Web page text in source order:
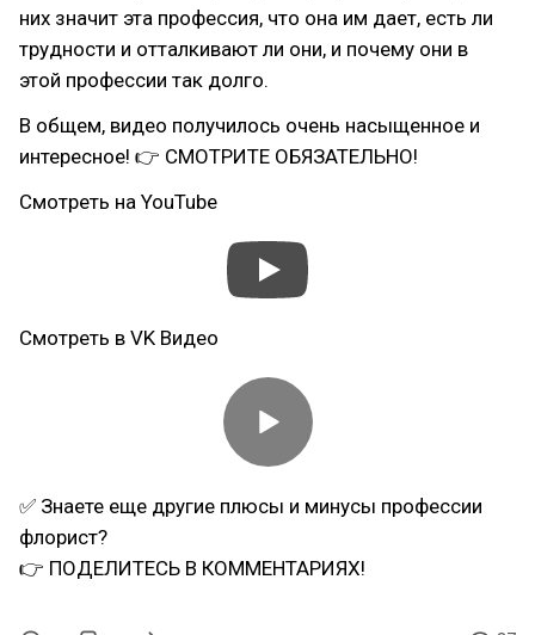
них значит эта профессия, что она им дает, есть ли
трудности и отталкивают ли они, и почему они в
этой профессии так долго.
В общем, видео получилось очень насыщенное и
интересное! 👉 СМОТРИТЕ ОБЯЗАТЕЛЬНО!
Смотреть на YouTube
Смотреть в VK Видео
✅ Знаете еще другие плюсы и минусы профессии
флорист?
👉 ПОДЕЛИТЕСЬ В КОММЕНТАРИЯХ!